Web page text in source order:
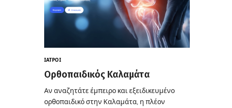
ΙΑΤΡΟΊ
Ορθοπαιδικός Καλαμάτα
Αν αναζητάτε έμπειρο και εξειδικευμένο
ορθοπαιδικό στην Καλαμάτα, η πλέον